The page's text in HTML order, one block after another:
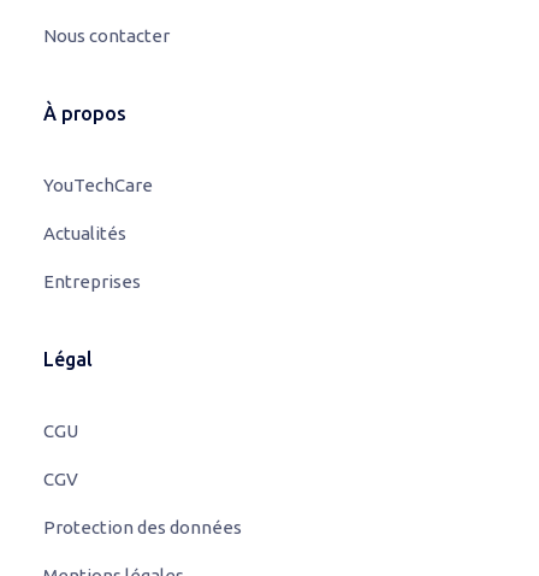
Nous contacter
À propos
YouTechCare
Actualités
Entreprises
Légal
CGU
CGV
Protection des données